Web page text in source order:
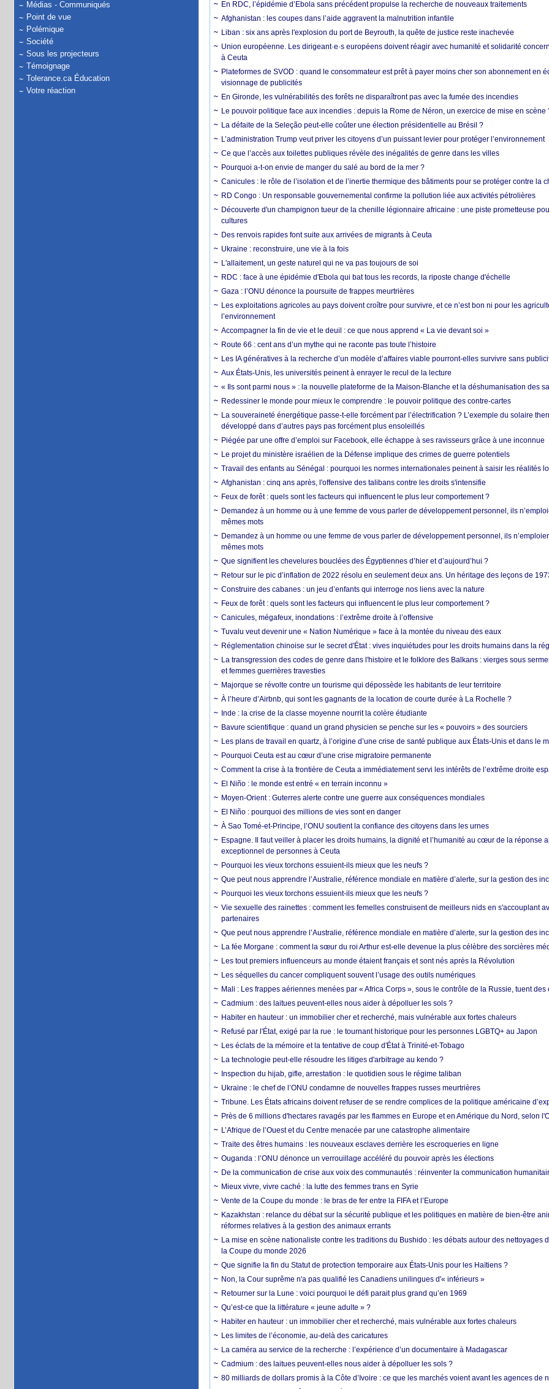
Médias - Communiqués
Point de vue
Polémique
Société
Sous les projecteurs
Témoignage
Tolerance.ca Éducation
Votre réaction
En RDC, l’épidémie d’Ebola sans précédent propulse la recherche de nouveaux traitements
Afghanistan : les coupes dans l’aide aggravent la malnutrition infantile
Liban : six ans après l'explosion du port de Beyrouth, la quête de justice reste inachevée
Union européenne. Les dirigeant·e·s européens doivent réagir avec humanité et solidarité
à Ceuta
Plateformes de SVOD : quand le consommateur est prêt à payer moins cher son abonnement en
visionnage de publicités
En Gironde, les vulnérabilités des forêts ne disparaîtront pas avec la fumée des incendies
Le pouvoir politique face aux incendies : depuis la Rome de Néron, un exercice de mise en scène
La défaite de la Seleção peut-elle coûter une élection présidentielle au Brésil ?
L’administration Trump veut priver les citoyens d’un puissant levier pour protéger l’environnement
Ce que l’accès aux toilettes publiques révèle des inégalités de genre dans les villes
Pourquoi a-t-on envie de manger du salé au bord de la mer ?
Canicules : le rôle de l’isolation et de l’inertie thermique des bâtiments pour se protéger contre la
RD Congo : Un responsable gouvernemental confirme la pollution liée aux activités pétrolières
Découverte d'un champignon tueur de la chenille légionnaire africaine : une piste prometteuse
cultures
Des renvois rapides font suite aux arrivées de migrants à Ceuta
Ukraine : reconstruire, une vie à la fois
L'allaitement, un geste naturel qui ne va pas toujours de soi
RDC : face à une épidémie d'Ebola qui bat tous les records, la riposte change d'échelle
Gaza : l’ONU dénonce la poursuite de frappes meurtrières
Les exploitations agricoles au pays doivent croître pour survivre, et ce n’est bon ni pour les
l’environnement
Accompagner la fin de vie et le deuil : ce que nous apprend « La vie devant soi »
Route 66 : cent ans d’un mythe qui ne raconte pas toute l’histoire
Les IA génératives à la recherche d’un modèle d’affaires viable pourront-elles survivre sans
Aux États-Unis, les universités peinent à enrayer le recul de la lecture
« Ils sont parmi nous » : la nouvelle plateforme de la Maison-Blanche et la déshumanisation des
Redessiner le monde pour mieux le comprendre : le pouvoir politique des contre-cartes
La souveraineté énergétique passe-t-elle forcément par l’électrification ? L’exemple du solaire
développé dans d’autres pays pas forcément plus ensoleillés
Piégée par une offre d’emploi sur Facebook, elle échappe à ses ravisseurs grâce à une inconnue
Le projet du ministère israélien de la Défense implique des crimes de guerre potentiels
Travail des enfants au Sénégal : pourquoi les normes internationales peinent à saisir les réalités
Afghanistan : cinq ans après, l'offensive des talibans contre les droits s'intensifie
Feux de forêt : quels sont les facteurs qui influencent le plus leur comportement ?
Demandez à un homme ou à une femme de vous parler de développement personnel, ils
mêmes mots
Demandez à un homme ou une femme de vous parler de développement personnel, ils
mêmes mots
Que signifient les chevelures bouclées des Égyptiennes d’hier et d’aujourd’hui ?
Retour sur le pic d’inflation de 2022 résolu en seulement deux ans. Un héritage des leçons de
Construire des cabanes : un jeu d’enfants qui interroge nos liens avec la nature
Feux de forêt : quels sont les facteurs qui influencent le plus leur comportement ?
Canicules, mégafeux, inondations : l’extrême droite à l’offensive
Tuvalu veut devenir une « Nation Numérique » face à la montée du niveau des eaux
Réglementation chinoise sur le secret d'État : vives inquiétudes pour les droits humains dans la
La transgression des codes de genre dans l'histoire et le folklore des Balkans : vierges sous
et femmes guerrières travesties
Majorque se révolte contre un tourisme qui dépossède les habitants de leur territoire
À l’heure d’Airbnb, qui sont les gagnants de la location de courte durée à La Rochelle ?
Inde : la crise de la classe moyenne nourrit la colère étudiante
Bavure scientifique : quand un grand physicien se penche sur les « pouvoirs » des sourciers
Les plans de travail en quartz, à l’origine d’une crise de santé publique aux États-Unis et dans le
Pourquoi Ceuta est au cœur d’une crise migratoire permanente
Comment la crise à la frontière de Ceuta a immédiatement servi les intérêts de l’extrême droite
El Niño : le monde est entré « en terrain inconnu »
Moyen-Orient : Guterres alerte contre une guerre aux conséquences mondiales
El Niño : pourquoi des millions de vies sont en danger
À Sao Tomé-et-Principe, l’ONU soutient la confiance des citoyens dans les urnes
Espagne. Il faut veiller à placer les droits humains, la dignité et l’humanité au cœur de la réponse
exceptionnel de personnes à Ceuta
Pourquoi les vieux torchons essuient-ils mieux que les neufs ?
Que peut nous apprendre l’Australie, référence mondiale en matière d’alerte, sur la gestion des
Pourquoi les vieux torchons essuient-ils mieux que les neufs ?
Vie sexuelle des rainettes : comment les femelles construisent de meilleurs nids en s'accouplant
partenaires
Que peut nous apprendre l’Australie, référence mondiale en matière d’alerte, sur la gestion des
La fée Morgane : comment la sœur du roi Arthur est-elle devenue la plus célèbre des sorcières
Les tout premiers influenceurs au monde étaient français et sont nés après la Révolution
Les séquelles du cancer compliquent souvent l’usage des outils numériques
Mali : Les frappes aériennes menées par « Africa Corps », sous le contrôle de la Russie, tuent des
Cadmium : des laitues peuvent-elles nous aider à dépolluer les sols ?
Habiter en hauteur : un immobilier cher et recherché, mais vulnérable aux fortes chaleurs
Refusé par l'État, exigé par la rue : le tournant historique pour les personnes LGBTQ+ au Japon
Les éclats de la mémoire et la tentative de coup d'État à Trinité-et-Tobago
La technologie peut-elle résoudre les litiges d'arbitrage au kendo ?
Inspection du hijab, gifle, arrestation : le quotidien sous le régime taliban
Ukraine : le chef de l’ONU condamne de nouvelles frappes russes meurtrières
Tribune. Les États africains doivent refuser de se rendre complices de la politique américaine
Près de 6 millions d'hectares ravagés par les flammes en Europe et en Amérique du Nord, selon
L’Afrique de l’Ouest et du Centre menacée par une catastrophe alimentaire
Traite des êtres humains : les nouveaux esclaves derrière les escroqueries en ligne
Ouganda : l’ONU dénonce un verrouillage accéléré du pouvoir après les élections
De la communication de crise aux voix des communautés : réinventer la communication
Mieux vivre, vivre caché : la lutte des femmes trans en Syrie
Vente de la Coupe du monde : le bras de fer entre la FIFA et l’Europe
Kazakhstan : relance du débat sur la sécurité publique et les politiques en matière de bien-être
réformes relatives à la gestion des animaux errants
La mise en scène nationaliste contre les traditions du Bushido : les débats autour des nettoyages
la Coupe du monde 2026
Que signifie la fin du Statut de protection temporaire aux États-Unis pour les Haïtiens ?
Non, la Cour suprême n'a pas qualifié les Canadiens unilingues d'« inférieurs »
Retourner sur la Lune : voici pourquoi le défi parait plus grand qu’en 1969
Qu’est-ce que la littérature « jeune adulte » ?
Habiter en hauteur : un immobilier cher et recherché, mais vulnérable aux fortes chaleurs
Les limites de l’économie, au-delà des caricatures
La caméra au service de la recherche : l’expérience d’un documentaire à Madagascar
Cadmium : des laitues peuvent-elles nous aider à dépolluer les sols ?
80 milliards de dollars promis à la Côte d’Ivoire : ce que les marchés voient avant les agences de